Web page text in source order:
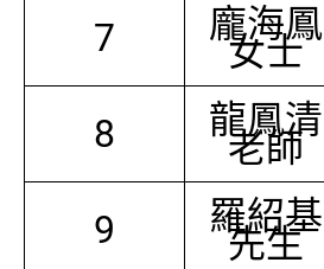
7 龐海鳳
女士
8 龍鳳清
老師
9 羅紹基
先生